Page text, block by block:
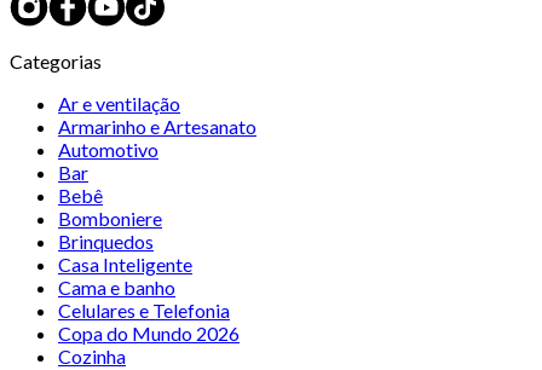
Categorias
Ar e ventilação
Armarinho e Artesanato
Automotivo
Bar
Bebê
Bomboniere
Brinquedos
Casa Inteligente
Cama e banho
Celulares e Telefonia
Copa do Mundo 2026
Cozinha